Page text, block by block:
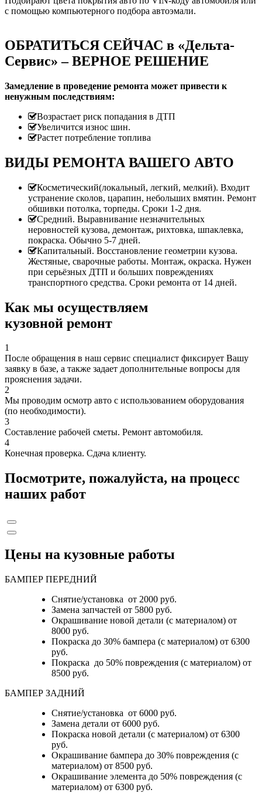
с помощью компьютерного подбора автоэмали.
ОБРАТИТЬСЯ СЕЙЧАС в «Дельта-
Сервис» – ВЕРНОЕ РЕШЕНИЕ
Замедление в проведение ремонта может привести к
ненужным последствиям:
Возрастает риск попадания в ДТП
Увеличится износ шин.
Растет потребление топлива
ВИДЫ РЕМОНТА ВАШЕГО АВТО
Косметический(локальный, легкий, мелкий). Входит
устранение сколов, царапин, небольших вмятин. Ремонт
обшивки потолка, торпеды. Сроки 1-2 дня.
Средний. Выравнивание незначительных
неровностей кузова, демонтаж, рихтовка, шпаклевка,
покраска. Обычно 5-7 дней.
Капитальный. Восстановление геометрии кузова.
Жестяные, сварочные работы. Монтаж, окраска. Нужен
при серьёзных ДТП и больших повреждениях
транспортного средства. Сроки ремонта от 14 дней.
Как мы осуществляем
кузовной ремонт
1
После обращения в наш сервис специалист фиксирует Вашу
заявку в базе, а также задает дополнительные вопросы для
прояснения задачи.
2
Мы проводим осмотр авто с использованием оборудования
(по необходимости).
3
Составление рабочей сметы. Ремонт автомобиля.
4
Конечная проверка. Сдача клиенту.
Посмотрите, пожалуйста, на процесс
наших работ
Цены на кузовные работы
БАМПЕР ПЕРЕДНИЙ
Снятие/установка от 2000 руб.
Замена запчастей от 5800 руб.
Окрашивание новой детали (с материалом) от
8000 руб.
Покраска до 30% бампера (с материалом) от 6300
руб.
Покраска до 50% повреждения (с материалом) от
8500 руб.
БАМПЕР ЗАДНИЙ
Снятие/установка от 6000 руб.
Замена детали от 6000 руб.
Покраска новой детали (с материалом) от 6300
руб.
Окрашивание бампера до 30% повреждения (с
материалом) от 8500 руб.
Окрашивание элемента до 50% повреждения (с
материалом) от 6300 руб.